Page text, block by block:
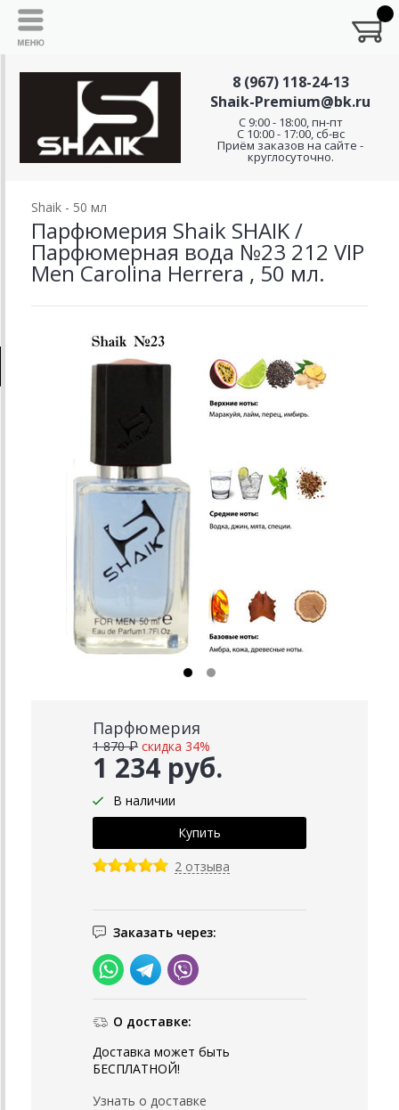
8 (967) 118-24-13
Shaik-Premium@bk.ru
C 9:00 - 18:00, пн-пт
С 10:00 - 17:00, сб-вс
Приём заказов на сайте -
круглосуточно.
Shaik - 50 мл
Парфюмерия Shaik SHAIK /
Парфюмерная вода №23 212 VIP
Men Carolina Herrera , 50 мл.
Парфюмерия
1 234 руб.
1 870 ₽ скидка 34%
В наличии
2 отзыва
Заказать через:
О доставке:
Доставка может быть
БЕСПЛАТНОЙ!
Узнать о доставке